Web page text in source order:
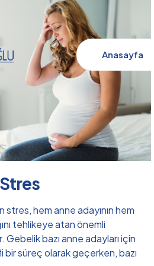
Anasayfa
hem anne adayının hem
tehlikeye atan önemli
bazı anne adayları için
bir süreç olarak geçerken, bazı